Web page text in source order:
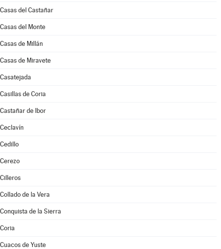
Casas del Castañar
Casas del Monte
Casas de Millán
Casas de Miravete
Casatejada
Casillas de Coria
Castañar de Ibor
Ceclavín
Cedillo
Cerezo
Cilleros
Collado de la Vera
Conquista de la Sierra
Coria
Cuacos de Yuste